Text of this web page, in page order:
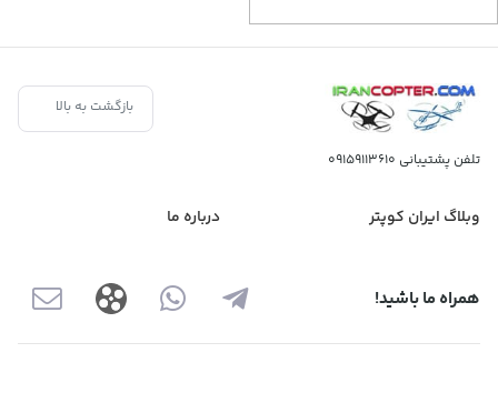
بازگشت به بالا
تلفن پشتیبانی 09159113610
وبلاگ ایران کوپتر درباره ما
همراه ما باشید!